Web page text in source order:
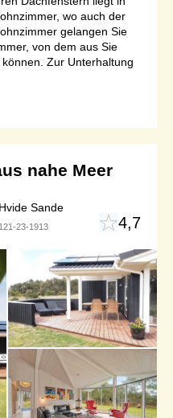
wo auch der
gelangen Sie
von dem aus Sie
Zur Unterhaltung
nahe Meer
Sande
121-23-1913 4,7